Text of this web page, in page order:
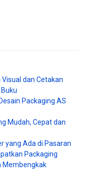
dan Cetakan
Packaging AS
Mudah, Cepat dan
yang Ada di Pasaran
Packaging
Membengkak